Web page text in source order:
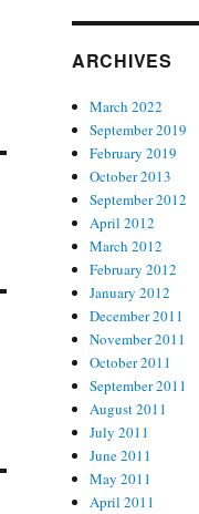
ARCHIVES
March 2022
September 2019
February 2019
October 2013
September 2012
April 2012
March 2012
February 2012
January 2012
December 2011
November 2011
October 2011
September 2011
August 2011
July 2011
June 2011
May 2011
April 2011